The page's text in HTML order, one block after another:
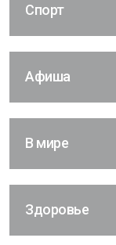
Спорт
Афиша
В мире
Здоровье